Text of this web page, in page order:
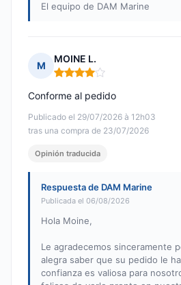
El equipo de DAM Marine
M
MOINE L.
Nota: 4 de 5
Publicado el 29/07/2026 à 12h03
tras una compra de 23/07/2026
Conforme al pedido
Opinión traducida
Respuesta de DAM Marine
Publicada el 06/08/2026
Hola Moine,
Le agradecemos sinceramente
alegra saber que su pedido le
confianza es valiosa para